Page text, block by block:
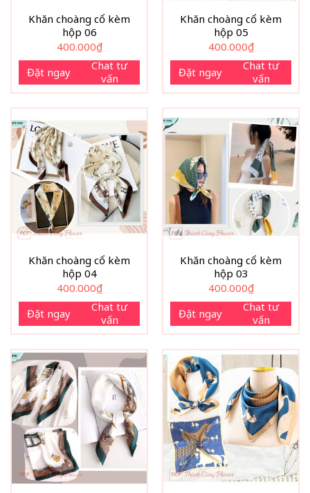
Khăn choàng cổ kèm
hộp 06
400.000₫
Đặt ngay
Chat tư
vấn
Khăn choàng cổ kèm
hộp 05
400.000₫
Đặt ngay
Chat tư
vấn
Khăn choàng cổ kèm
hộp 04
400.000₫
Đặt ngay
Chat tư
vấn
Khăn choàng cổ kèm
hộp 03
400.000₫
Đặt ngay
Chat tư
vấn